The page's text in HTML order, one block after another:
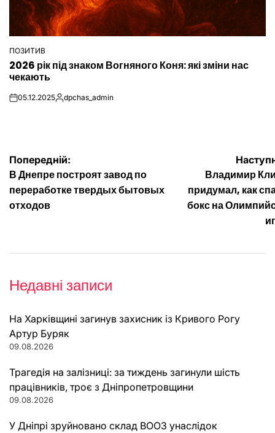
ОПУБЛІКУВАТИ
У
ПОЗИТИВ
2026 рік під знаком Вогняного Коня: які зміни нас
чекають
on05.12.2025Опубліковано
dpchas_admin
Навігація
записів
Попередній:
В Днепре построят завод по
переработке твердых бытовых
отходов
Владимир
придумал, как
бокс на
Недавні записи
На Харківщині загинув захисник із Кривого Рогу
Артур Буряк
09.08.2026
Трагедія на залізниці: за тиждень загинули шість
працівників, троє з Дніпропетровщини
09.08.2026
У Дніпрі зруйновано склад ВООЗ унаслідок